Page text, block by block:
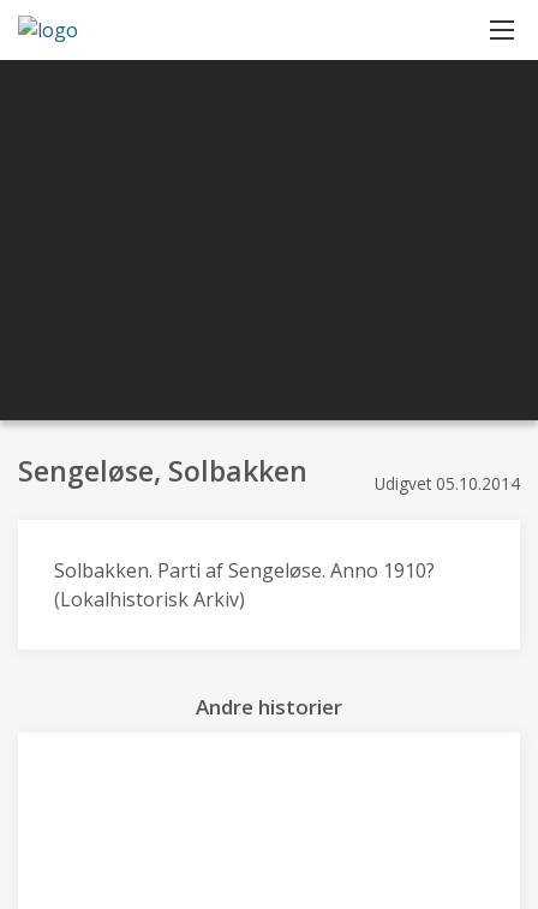
Udigvet 05.10.2014
Sengeløse, Solbakken
Solbakken. Parti af Sengeløse. Anno 1910?
(Lokalhistorisk Arkiv)
Andre historier